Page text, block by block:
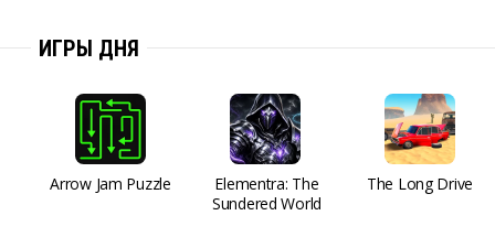
ИГРЫ ДНЯ
Arrow Jam Puzzle
Elementra: The
Sundered World
The Long Drive